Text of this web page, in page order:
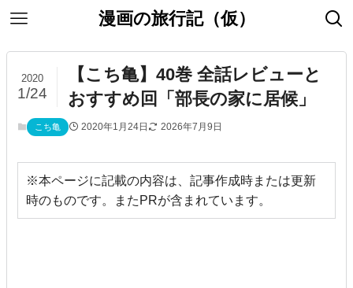
漫画の旅行記（仮）
【こち亀】40巻 全話レビューと
おすすめ回「部長の家に居候」
2020
1/24
こち亀 2020年1月24日 2026年7月9日
※本ページに記載の内容は、記事作成時または更新
時のものです。またPRが含まれています。